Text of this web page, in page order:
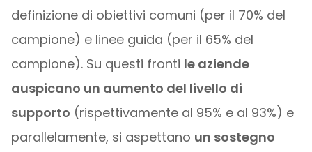
definizione di obiettivi comuni (per il 70% del
campione) e linee guida (per il 65% del
campione). Su questi fronti le aziende
auspicano un aumento del livello di
supporto (rispettivamente al 95% e al 93%) e
parallelamente, si aspettano un sostegno